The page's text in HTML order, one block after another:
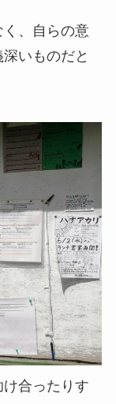
く、自らの意
いものだと
合ったりす